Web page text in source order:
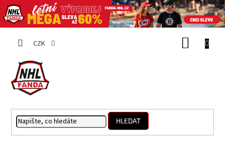
CZK
HLEDAT